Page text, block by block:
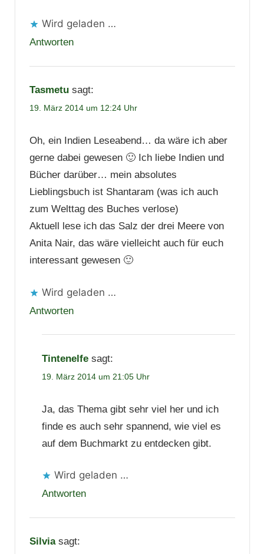
Wird geladen …
Antworten
Tasmetu sagt:
19. März 2014 um 12:24 Uhr
Oh, ein Indien Leseabend… da wäre ich aber
gerne dabei gewesen 🙂 Ich liebe Indien und
Bücher darüber… mein absolutes
Lieblingsbuch ist Shantaram (was ich auch
zum Welttag des Buches verlose)
Aktuell lese ich das Salz der drei Meere von
Anita Nair, das wäre vielleicht auch für euch
interessant gewesen 🙂
Wird geladen …
Antworten
Tintenelfe sagt:
19. März 2014 um 21:05 Uhr
Ja, das Thema gibt sehr viel her und ich
finde es auch sehr spannend, wie viel es
auf dem Buchmarkt zu entdecken gibt.
Wird geladen …
Antworten
Silvia sagt: